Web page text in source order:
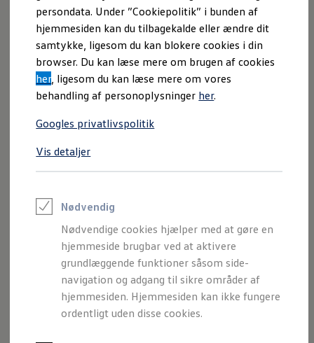
persondata. Under ”Cookiepolitik” i bunden af
hjemmesiden kan du tilbagekalde eller ændre dit
samtykke, ligesom du kan blokere cookies i din
browser. Du kan læse mere om brugen af cookies
her, ligesom du kan læse mere om vores
behandling af personoplysninger her.
Googles privatlivspolitik
Vis detaljer
Nødvendig
Nødvendige cookies hjælper med at gøre en
hjemmeside brugbar ved at aktivere
grundlæggende funktioner såsom side-
navigation og adgang til sikre områder af
hjemmesiden. Hjemmesiden kan ikke fungere
ordentligt uden disse cookies.
ID. Buzz
Konceptbiler
ID. EVERY1
ID. 2all & ID. GTI
Varebiler på el
Elektromobilitet i dagligdagen
Eldrevne modeller
ID. Buzz Cargo
Opladning og Rækkevidde
Opladning med Clever
Opladning med Clever - Erhvervsbiler
Udregn din rækkevidde
Lær din ID. at kende
Varmepumpe
Energieffektivitet
Teaser Battery Regulation
Software og konnektivitet
ID. Software 6.0
ID.- softwareversioner og opdateringer
Grænseflader til din ID.
Køb og leasing
Lagerbiler til hurtig levering
ID. Polo
Ny model Elektrisk